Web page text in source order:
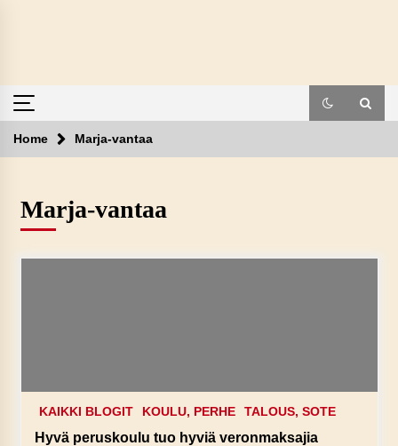
Home Marja-vantaa
Marja-vantaa
KAIKKI BLOGIT KOULU, PERHE TALOUS, SOTE
Hyvä peruskoulu tuo hyviä veronmaksajia